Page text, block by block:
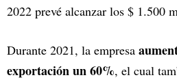
2022 prevé alcanzar los $ 1.500
Durante 2021, la empresa
exportación un 60%, el cual